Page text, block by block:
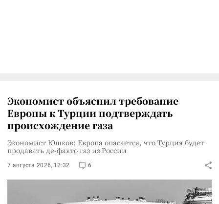
Экономист объяснил требование
Европы к Турции подтверждать
происхождение газа
Экономист Юшков: Европа опасается, что Турция будет
продавать де-факто газ из России
7 августа 2026, 12:32 6